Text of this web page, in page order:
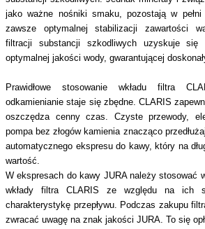
jako ważne nośniki smaku, pozostają w pełni
zawsze optymalnej stabilizacji zawartości
filtracji substancji szkodliwych uzyskuje się
optymalnej jakości wody, gwarantującej
Prawidłowe stosowanie wkładu filtra
odkamienianie staje się zbędne. CLARIS
oszczędza cenny czas. Czyste przewody,
pompa bez złogów kamienia znacząco
automatycznego ekspresu do kawy, który na
wartość.
W ekspresach do kawy JURA należy stosować
wkłady filtra CLARIS ze względu na ich
charakterystykę przepływu. Podczas zakupu
zwracać uwagę na znak jakości JURA. To się